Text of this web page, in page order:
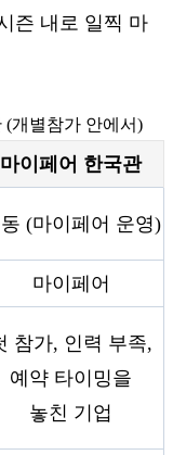
즌 내로 일찍 마
(개별참가 안에서)
마이페어 한국관
(마이페어 운영)
마이페어
참가, 인력 부족,
예약 타이밍을
놓친 기업